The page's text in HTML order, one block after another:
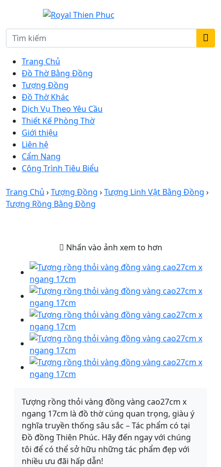
Trang Chủ
Đồ Thờ Bằng Đồng
Tượng Đồng
Đồ Thờ Khác
Dịch Vụ Theo Yêu Cầu
Thiết Kế Phòng Thờ
Giới thiệu
Liên hệ
Cẩm Nang
Công Trình Tiêu Biểu
Trang Chủ ›Tượng Đồng ›Tượng Linh Vật Bằng Đồng ›
Tượng Rồng Bằng Đồng
Nhấn vào ảnh xem to hơn
Tượng rồng thỏi vàng đồng vàng cao27cm x
ngang 17cm là đồ thờ cúng quan trọng, giàu ý
nghĩa truyền thống sâu sắc – Tác phẩm có tại
Đồ đồng Thiên Phúc. Hãy đến ngay với chúng
tôi để có thể sở hữu những tác phẩm đẹp với
nhiều ưu đãi hấp dẫn!